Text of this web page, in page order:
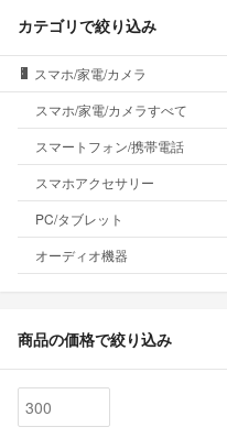
カテゴリで絞り込み
スマホ/家電/カメラ
スマホ/家電/カメラすべて
スマートフォン/携帯電話
スマホアクセサリー
PC/タブレット
オーディオ機器
商品の価格で絞り込み